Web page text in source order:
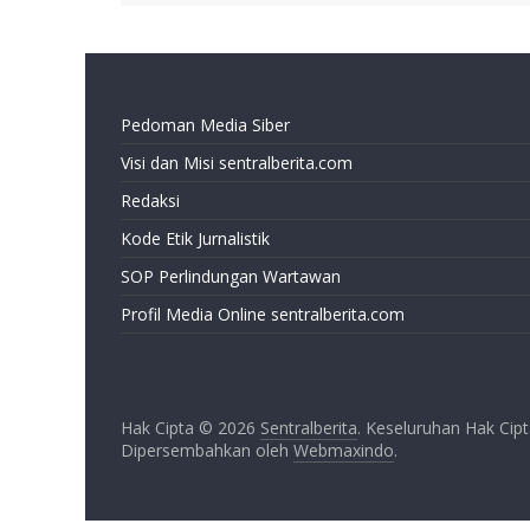
Pedoman Media Siber
Visi dan Misi sentralberita.com
Redaksi
Kode Etik Jurnalistik
SOP Perlindungan Wartawan
Profil Media Online sentralberita.com
Hak Cipta © 2026 Sentralberita. Keseluruhan Hak
Dipersembahkan oleh Webmaxindo.